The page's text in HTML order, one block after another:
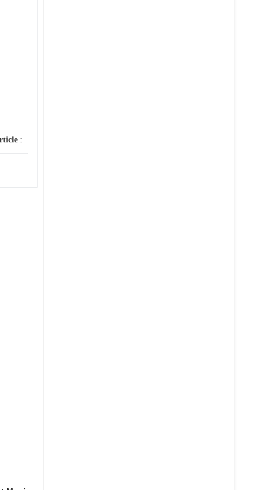
: